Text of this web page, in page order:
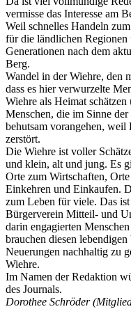
vermisse das Interesse am
Weil schnelles Handeln
für die ländlichen
Generationen nach dem
Berg.
Wandel in der Wiehre, den
dass es hier verwurzelte
Wiehre als Heimat
Menschen, die im Sinne
behutsam vorangehen,
zerstört.
Die Wiehre ist voller
und klein, alt und jung. Es
Orte zum Wirtschaften,
Einkehren und Einkaufen.
zum Leben für viele. Das
Bürgerverein Mitteil- und
darin engagierten
brauchen diesen
Neuerungen nachhaltig zu
Wiehre.
Im Namen der Redaktion
des Journals.
Dorothee Schröder